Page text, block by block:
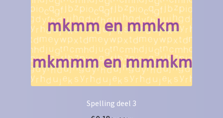
Spelling deel 3